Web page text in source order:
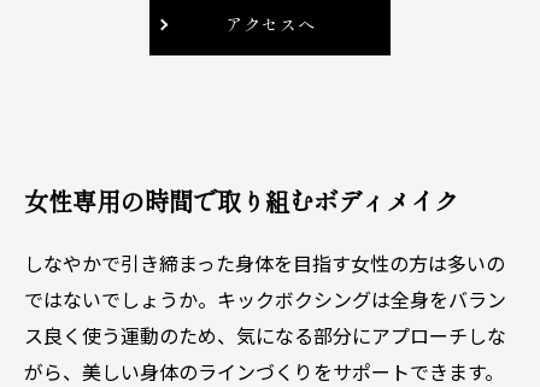
アクセスへ
女性専用の時間で取り組むボディメイク
しなやかで引き締まった身体を目指す女性の方は多いの
ではないでしょうか。キックボクシングは全身をバラン
ス良く使う運動のため、気になる部分にアプローチしな
がら、美しい身体のラインづくりをサポートできます。